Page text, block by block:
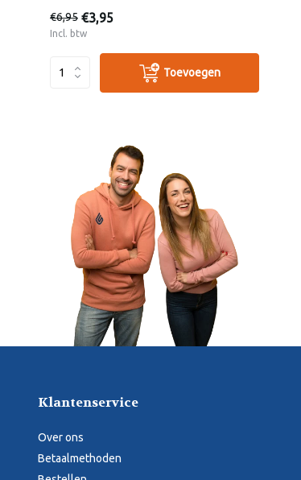
€6,95 €3,95
Incl. btw
Toevoegen
Klantenservice
Over ons
Betaalmethoden